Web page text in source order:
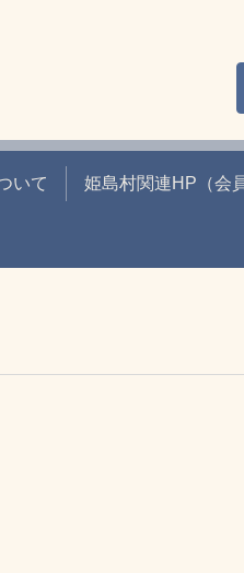
いて 姫島村関連HP（会